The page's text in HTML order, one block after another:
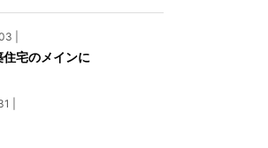
よくあるご質問
お問い合わせ
|
宅のメインに
|